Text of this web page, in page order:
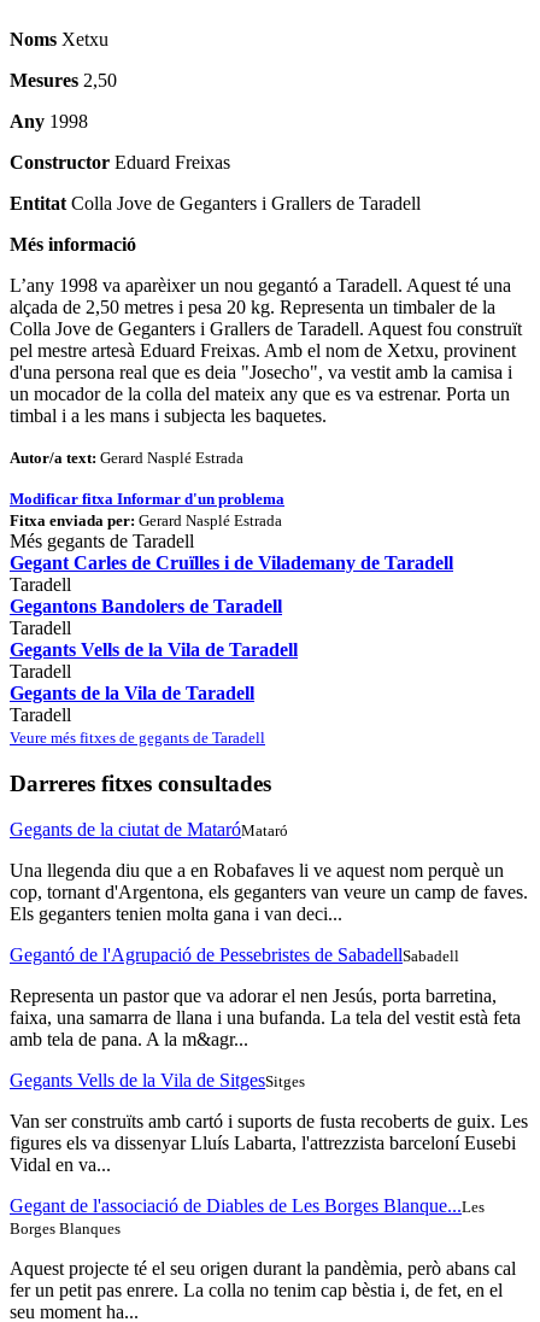
Noms Xetxu
Mesures 2,50
Any 1998
Constructor Eduard Freixas
Entitat Colla Jove de Geganters i Grallers de Taradell
Més informació
L’any 1998 va aparèixer un nou gegantó a Taradell. Aquest té una
alçada de 2,50 metres i pesa 20 kg. Representa un timbaler de la
Colla Jove de Geganters i Grallers de Taradell. Aquest fou construït
pel mestre artesà Eduard Freixas. Amb el nom de Xetxu, provinent
d'una persona real que es deia "Josecho", va vestit amb la camisa i
un mocador de la colla del mateix any que es va estrenar. Porta un
timbal i a les mans i subjecta les baquetes.
Autor/a text: Gerard Nasplé Estrada
Modificar fitxa Informar d'un problema
Fitxa enviada per: Gerard Nasplé Estrada
Més gegants de Taradell
Gegant Carles de Cruïlles i de Vilademany de Taradell
Taradell
Gegantons Bandolers de Taradell
Taradell
Gegants Vells de la Vila de Taradell
Taradell
Gegants de la Vila de Taradell
Taradell
Veure més fitxes de gegants de Taradell
Darreres fitxes consultades
Gegants de la ciutat de MataróMataró
Una llegenda diu que a en Robafaves li ve aquest nom perquè un
cop, tornant d'Argentona, els geganters van veure un camp de faves.
Els geganters tenien molta gana i van deci...
Gegantó de l'Agrupació de Pessebristes de SabadellSabadell
Representa un pastor que va adorar el nen Jesús, porta barretina,
faixa, una samarra de llana i una bufanda. La tela del vestit està feta
amb tela de pana. A la m&agr...
Gegants Vells de la Vila de SitgesSitges
Van ser construïts amb cartó i suports de fusta recoberts de guix. Les
figures els va dissenyar Lluís Labarta, l'attrezzista barceloní Eusebi
Vidal en va...
Gegant de l'associació de Diables de Les Borges Blanque...Les
Borges Blanques
Aquest projecte té el seu origen durant la pandèmia, però abans cal
fer un petit pas enrere. La colla no tenim cap bèstia i, de fet, en el
seu moment ha...